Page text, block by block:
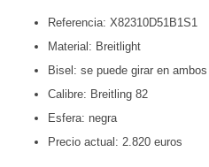
Referencia: X82310D51B1S1
Material: Breitlight
Bisel: se puede girar en
Calibre: Breitling 82
Esfera: negra
Precio actual: 2.820 euros